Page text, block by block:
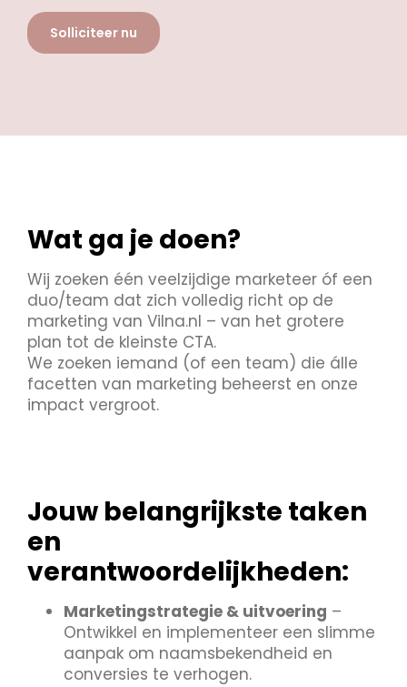
Solliciteer nu
Wat ga je doen?
Wij zoeken één veelzijdige marketeer óf een
duo/team dat zich volledig richt op de
marketing van Vilna.nl – van het grotere
plan tot de kleinste CTA.
We zoeken iemand (of een team) die álle
facetten van marketing beheerst en onze
impact vergroot.
Jouw belangrijkste taken
en
verantwoordelijkheden:
Marketingstrategie & uitvoering –
Ontwikkel en implementeer een slimme
aanpak om naamsbekendheid en
conversies te verhogen.